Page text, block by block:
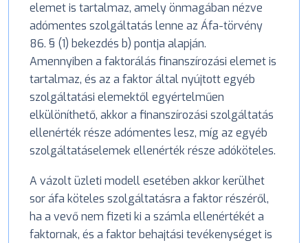
elemet is tartalmaz, amely önmagában nézve
adómentes szolgáltatás lenne az Áfa-törvény
86. § (1) bekezdés b) pontja alapján.
Amennyiben a faktorálás finanszírozási elemet is
tartalmaz, és az a faktor által nyújtott egyéb
szolgáltatási elemektől egyértelműen
elkülöníthető, akkor a finanszírozási szolgáltatás
ellenérték része adómentes lesz, míg az egyéb
szolgáltatáselemek ellenérték része adóköteles.
A vázolt üzleti modell esetében akkor kerülhet
sor áfa köteles szolgáltatásra a faktor részéről,
ha a vevő nem fizeti ki a számla ellenértékét a
faktornak, és a faktor behajtási tevékenységet is